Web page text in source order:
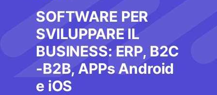
SOFTWARE PER
SVILUPPARE IL
BUSINESS: ERP, B2C
-B2B, APPs Android
e iOS